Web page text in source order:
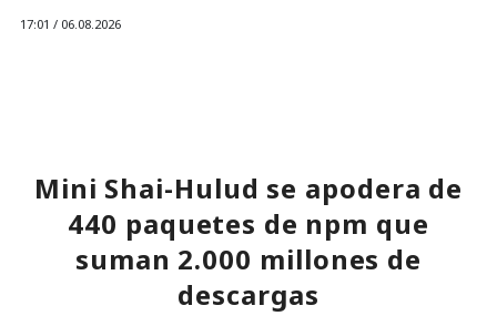
17:01 / 06.08.2026
Mini Shai-Hulud se apodera de
440 paquetes de npm que
suman 2.000 millones de
descargas